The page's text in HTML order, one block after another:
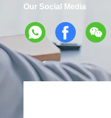
Our Social Media